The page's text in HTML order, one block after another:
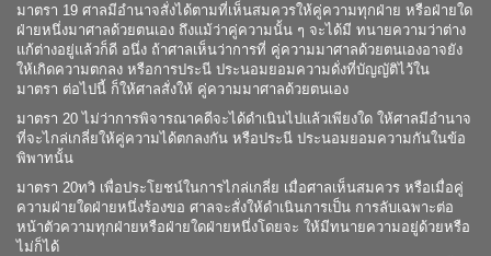
มาตรา 19 ศาลมีอำนาจสั่งได้ตามที่เห็นสมควรให้คู่ความทุกฝ่าย หรือฝ่ายใด
ฝ่ายหนึ่งมาศาลด้วยตนเอง ถึงแม้ว่าคู่ความนั้น ๆ จะได้มี ทนายความว่าต่าง
แก้ต่างอยู่แล้วก็ดี อนึ่ง ถ้าศาลเห็นว่าการที่ คู่ความมาศาลด้วยตนเองอาจยัง
ให้เกิดความตกลง หรือการประนี ประนอมยอมความดั่งที่บัญญัติไว้ใน
มาตรา ต่อไปนี้ ก็ให้ศาลสั่งให้ คู่ความมาศาลด้วยตนเอง
มาตรา 20 ไม่ว่าการพิจารณาคดีจะได้ดำเนินไปแล้วเพียงใด ให้ศาลมีอำนาจ
ที่จะไกล่เกลี่ยให้คู่ความได้ตกลงกัน หรือประนี ประนอมยอมความกันในข้อ
พิพาทนั้น
มาตรา 20ทวิ เพื่อประโยชน์ในการไกล่เกลี่ย เมื่อศาลเห็นสมควร หรือเมื่อคู่
ความฝ่ายใดฝ่ายหนึ่งร้องขอ ศาลจะสั่งให้ดำเนินการเป็น การลับเฉพาะต่อ
หน้าตัวความทุกฝ่ายหรือฝ่ายใดฝ่ายหนึ่งโดยจะ ให้มีทนายความอยู่ด้วยหรือ
ไม่ก็ได้